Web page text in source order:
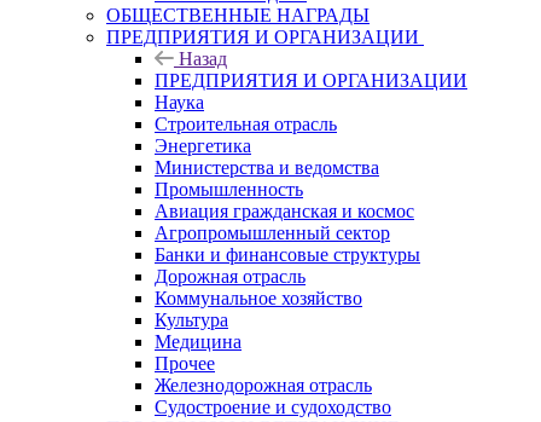
ОБЩЕСТВЕННЫЕ НАГРАДЫ
ПРЕДПРИЯТИЯ И ОРГАНИЗАЦИИ
Назад
ПРЕДПРИЯТИЯ И ОРГАНИЗАЦИИ
Наука
Строительная отрасль
Энергетика
Министерства и ведомства
Промышленность
Авиация гражданская и космос
Агропромышленный сектор
Банки и финансовые структуры
Дорожная отрасль
Коммунальное хозяйство
Культура
Медицина
Прочее
Железнодорожная отрасль
Судостроение и судоходство